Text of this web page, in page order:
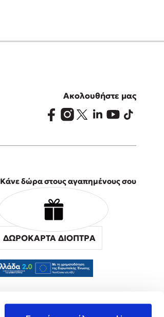
Ακολουθήστε μας
Κάνε δώρα στους αγαπημένους σου
ΔΩΡΟΚΑΡΤΑ ΔΙΟΠΤΡΑ